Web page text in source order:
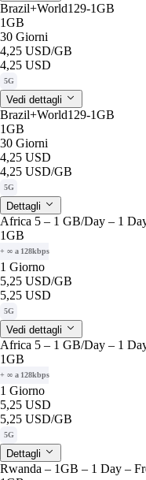
Brazil+World129-1GB
1GB
30 Giorni
4,25 USD/GB
4,25 USD
5G
Vedi dettagli
Brazil+World129-1GB
1GB
30 Giorni
4,25 USD
4,25 USD/GB
5G
Dettagli
Africa 5 – 1 GB/Day – 1
1GB
+ ∞ a 128kbps
1 Giorno
5,25 USD/GB
5,25 USD
5G
Vedi dettagli
Africa 5 – 1 GB/Day – 1
1GB
+ ∞ a 128kbps
1 Giorno
5,25 USD
5,25 USD/GB
5G
Dettagli
Rwanda – 1GB – 1 Day –